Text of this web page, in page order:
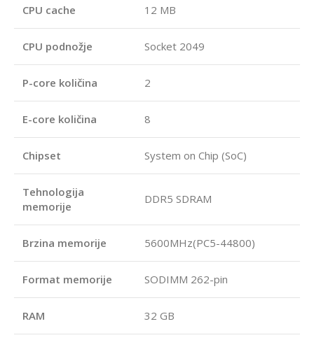
CPU cache 12 MB
CPU podnožje Socket 2049
P-core količina 2
E-core količina 8
Chipset System on Chip (SoC)
Tehnologija
memorije
DDR5 SDRAM
Brzina memorije 5600MHz(PC5-44800)
Format memorije SODIMM 262-pin
RAM 32 GB